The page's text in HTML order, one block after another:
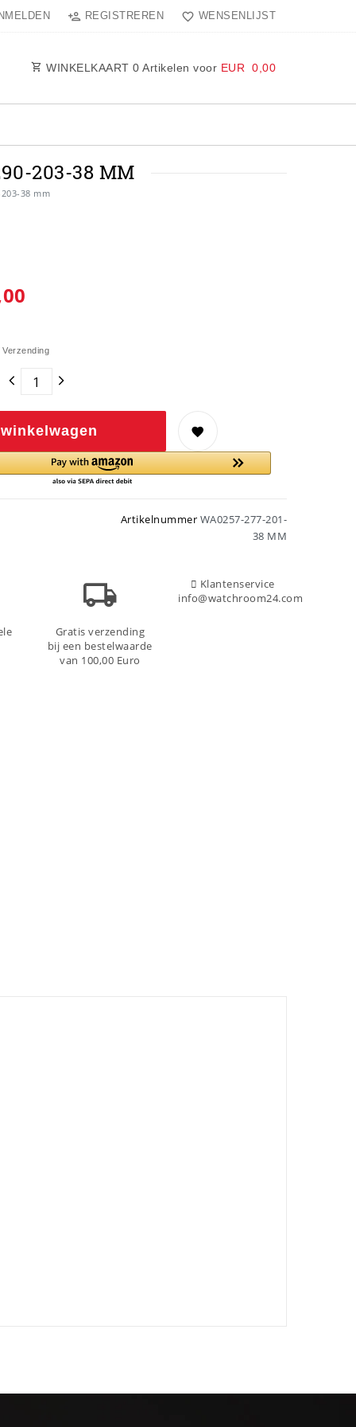
REGISTREREN WENSENLIJST
WINKELKAART 0 Artikelen voor EUR 0,00
203-38 MM
38 mm
Verzending
Artikelnummer WA0257-277-201-
38 MM
Gratis verzending
bij een bestelwaarde
van 100,00 Euro
Klantenservice
info@watchroom24.com